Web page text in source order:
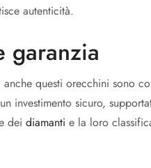
autenticità.
garanzia
questi orecchini sono
investimento sicuro,
deidiamanti e la loro